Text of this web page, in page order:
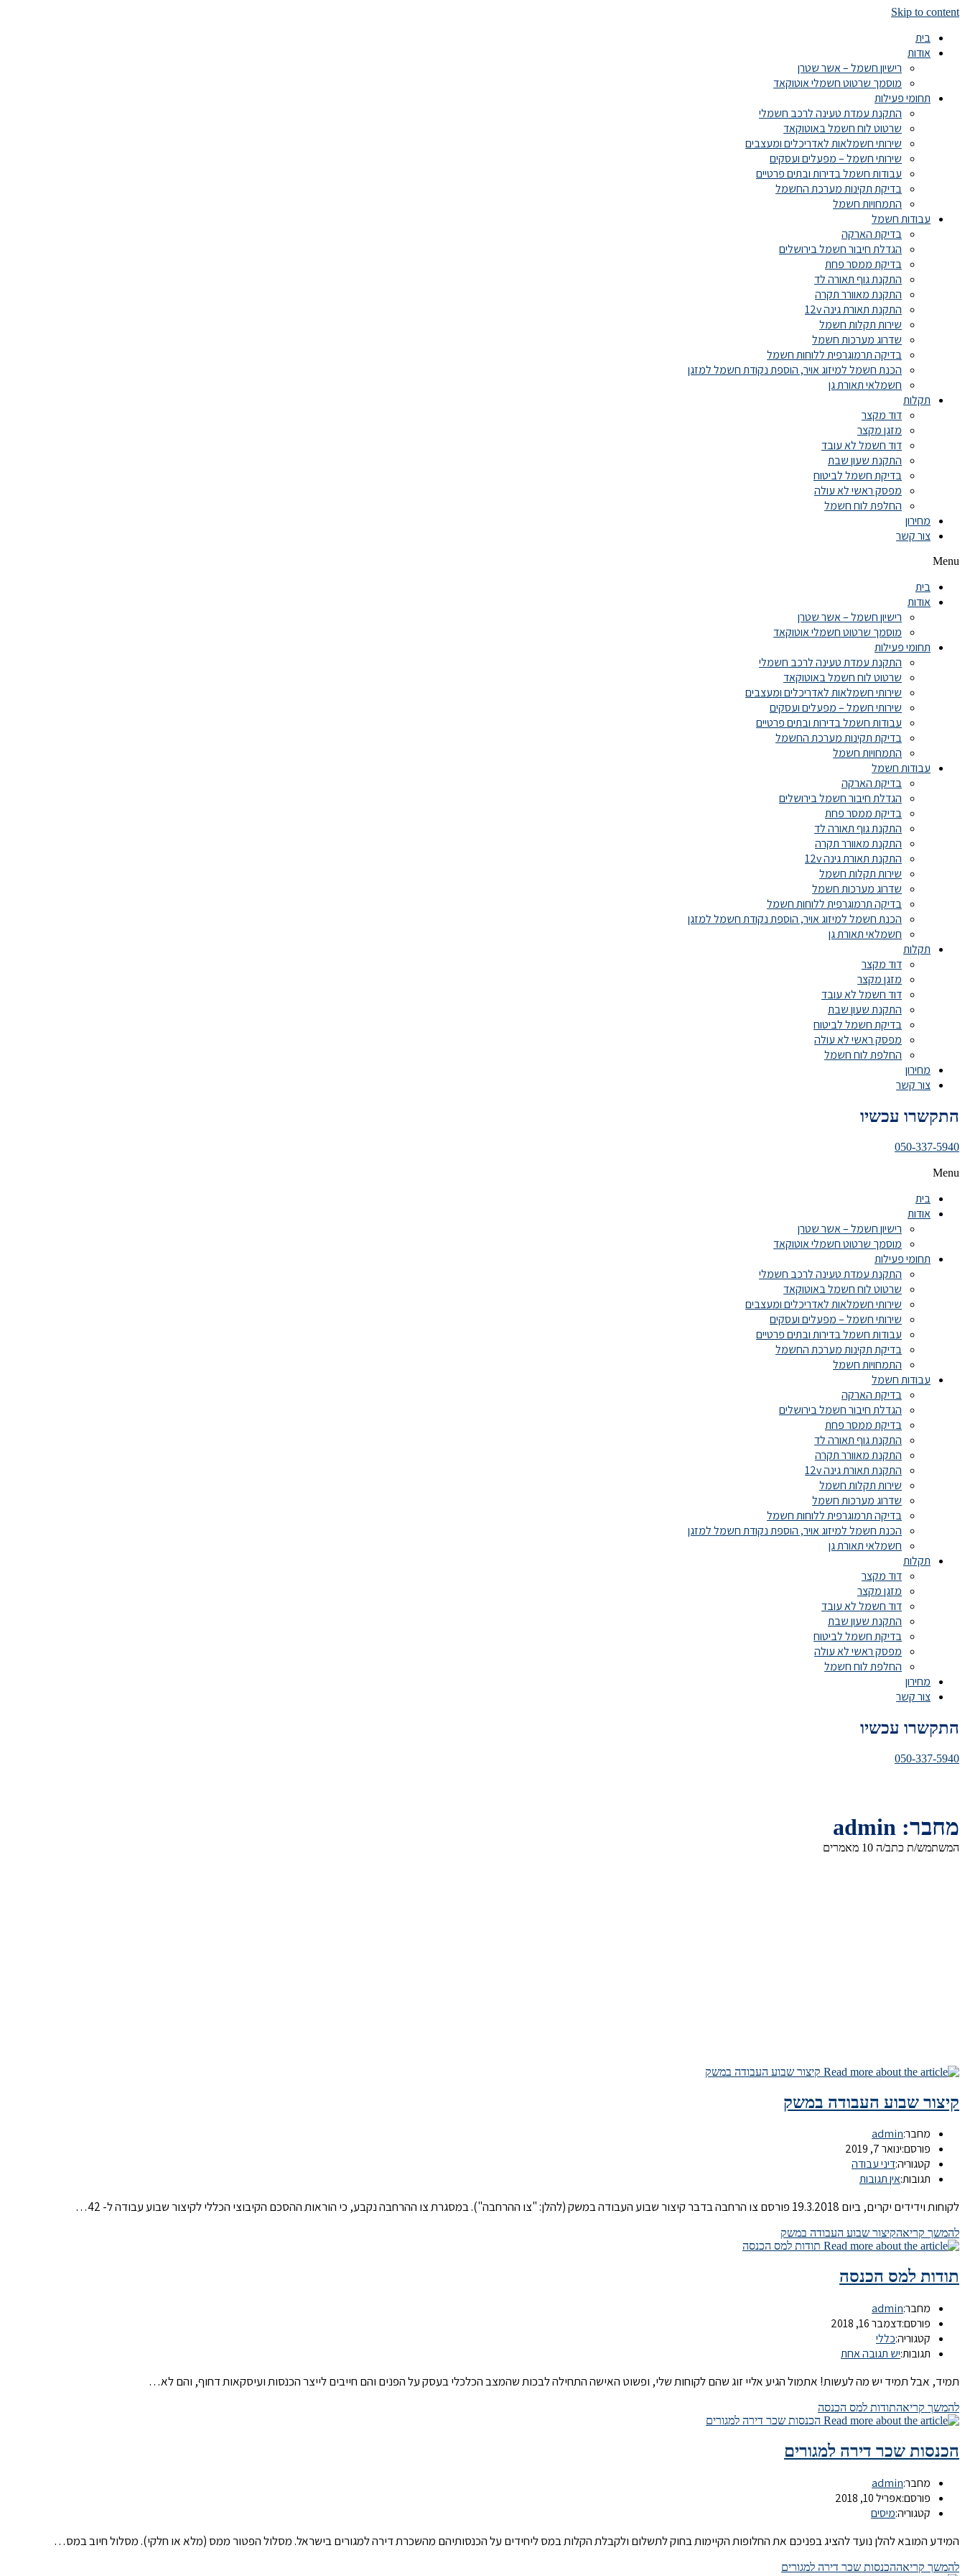
Skip to content
בית
אודות
רישיון חשמל – אשר שטרן
מוסמך שרטוט חשמלי אוטוקאד
תחומי פעילות
התקנת עמדת טעינה לרכב חשמלי
שרטוט לוח חשמל באוטוקאד
שירותי חשמלאות לאדריכלים ומעצבים
שירותי חשמל – מפעלים ועסקים
עבודות חשמל בדירות ובתים פרטיים
בדיקת תקינות מערכת החשמל
התמחויות חשמל
עבודות חשמל
בדיקת הארקה
הגדלת חיבור חשמל בירושלים
בדיקת ממסר פחת
התקנת גוף תאורה לד
התקנת מאוורר תקרה
התקנת תאורת גינה 12v
שירות תקלות חשמל
שדרוג מערכות חשמל
בדיקה תרמוגרפית ללוחות חשמל
הכנת חשמל למיזוג אויר, הוספת נקודת חשמל למזגן
חשמלאי תאורת גן
תקלות
דוד מקצר
מזגן מקצר
דוד חשמל לא עובד
התקנת שעון שבת
בדיקת חשמל לביטוח
מפסק ראשי לא עולה
החלפת לוח חשמל
מחירון
צור קשר
Menu
בית
אודות
רישיון חשמל – אשר שטרן
מוסמך שרטוט חשמלי אוטוקאד
תחומי פעילות
התקנת עמדת טעינה לרכב חשמלי
שרטוט לוח חשמל באוטוקאד
שירותי חשמלאות לאדריכלים ומעצבים
שירותי חשמל – מפעלים ועסקים
עבודות חשמל בדירות ובתים פרטיים
בדיקת תקינות מערכת החשמל
התמחויות חשמל
עבודות חשמל
בדיקת הארקה
הגדלת חיבור חשמל בירושלים
בדיקת ממסר פחת
התקנת גוף תאורה לד
התקנת מאוורר תקרה
התקנת תאורת גינה 12v
שירות תקלות חשמל
שדרוג מערכות חשמל
בדיקה תרמוגרפית ללוחות חשמל
הכנת חשמל למיזוג אויר, הוספת נקודת חשמל למזגן
חשמלאי תאורת גן
תקלות
דוד מקצר
מזגן מקצר
דוד חשמל לא עובד
התקנת שעון שבת
בדיקת חשמל לביטוח
מפסק ראשי לא עולה
החלפת לוח חשמל
מחירון
צור קשר
התקשרו עכשיו
050-337-5940
Menu
בית
אודות
רישיון חשמל – אשר שטרן
מוסמך שרטוט חשמלי אוטוקאד
תחומי פעילות
התקנת עמדת טעינה לרכב חשמלי
שרטוט לוח חשמל באוטוקאד
שירותי חשמלאות לאדריכלים ומעצבים
שירותי חשמל – מפעלים ועסקים
עבודות חשמל בדירות ובתים פרטיים
בדיקת תקינות מערכת החשמל
התמחויות חשמל
עבודות חשמל
בדיקת הארקה
הגדלת חיבור חשמל בירושלים
בדיקת ממסר פחת
התקנת גוף תאורה לד
התקנת מאוורר תקרה
התקנת תאורת גינה 12v
שירות תקלות חשמל
שדרוג מערכות חשמל
בדיקה תרמוגרפית ללוחות חשמל
הכנת חשמל למיזוג אויר, הוספת נקודת חשמל למזגן
חשמלאי תאורת גן
תקלות
דוד מקצר
מזגן מקצר
דוד חשמל לא עובד
התקנת שעון שבת
בדיקת חשמל לביטוח
מפסק ראשי לא עולה
החלפת לוח חשמל
מחירון
צור קשר
התקשרו עכשיו
050-337-5940
מחבר: admin
המשתמש/ת כתב/ה 10 מאמרים
קיצור שבוע העבודה במשק
מחבר:admin
פורסם:ינואר 7, 2019
קטגוריה:דיני עבודה
תגובות:אין תגובות
לקוחות וידידים יקרים, ביום 19.3.2018 פורסם צו הרחבה בדבר קיצור שבוע העבודה במשק (להלן: "צו ההרחבה"). במסגרת צו ההרחבה נקבע, כי הוראות ההסכם הקיבוצי הכללי לקיצור שבוע עבודה ל- 42…
להמשך קריאהקיצור שבוע העבודה במשק
תודות למס הכנסה
מחבר:admin
פורסם:דצמבר 16, 2018
קטגוריה:כללי
תגובות:יש תגובה אחת
תמיד, אבל תמיד יש מה לעשות! אתמול הגיע אליי זוג שהם לקוחות שלי, ופשוט האישה התחילה לבכות שהמצב הכלכלי בעסק על הפנים והם חייבים לייצר הכנסות ועיסקאות דחוף, והם לא…
להמשך קריאהתודות למס הכנסה
הכנסות שכר דירה למגורים
מחבר:admin
פורסם:אפריל 10, 2018
קטגוריה:מיסים
המידע המובא להלן נועד להציג בפניכם את החלופות הקיימות בחוק לתשלום ולקבלת הקלות במס ליחידים על הכנסותיהם מהשכרת דירה למגורים בישראל. מסלול הפטור ממס (מלא או חלקי). מסלול חיוב במס…
להמשך קריאההכנסות שכר דירה למגורים